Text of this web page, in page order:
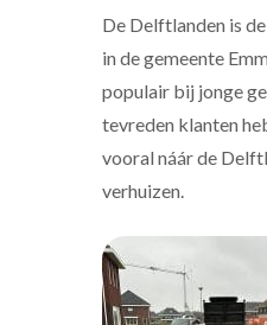
De Delftlanden is
in de gemeente
populair bij jonge
tevreden klanten
vooral náár de
verhuizen.